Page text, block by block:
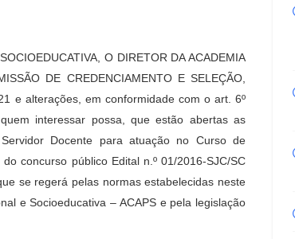
O DIRETOR DA ACADEMIA
DE CREDENCIAMENTO E SELEÇÃO,
e alterações, em conformidade com o art. 6º
interessar possa, que estão abertas as
Docente para atuação no Curso de
concurso público Edital n.º 01/2016-SJC/SC
se regerá pelas normas estabelecidas neste
e Socioeducativa – ACAPS e pela legislação